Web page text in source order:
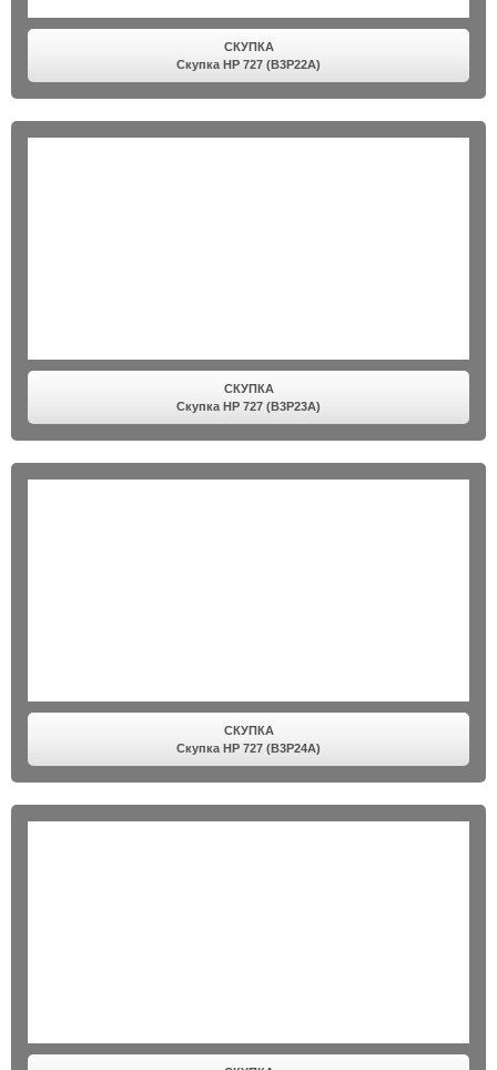
СКУПКА
Скупка HP 727 (B3P22A)
СКУПКА
Скупка HP 727 (B3P23A)
СКУПКА
Скупка HP 727 (B3P24A)